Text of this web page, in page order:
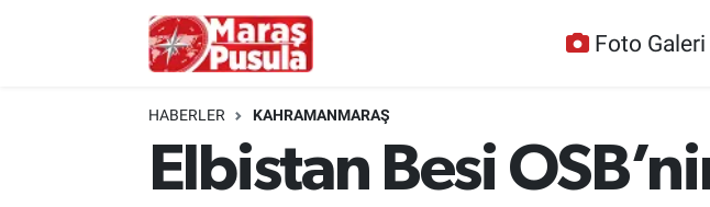
Foto Galeri
HABERLER KAHRAMANMARAŞ
Elbistan Besi
İstanbul Hava Durumu
İstanbul Namaz Vakitleri